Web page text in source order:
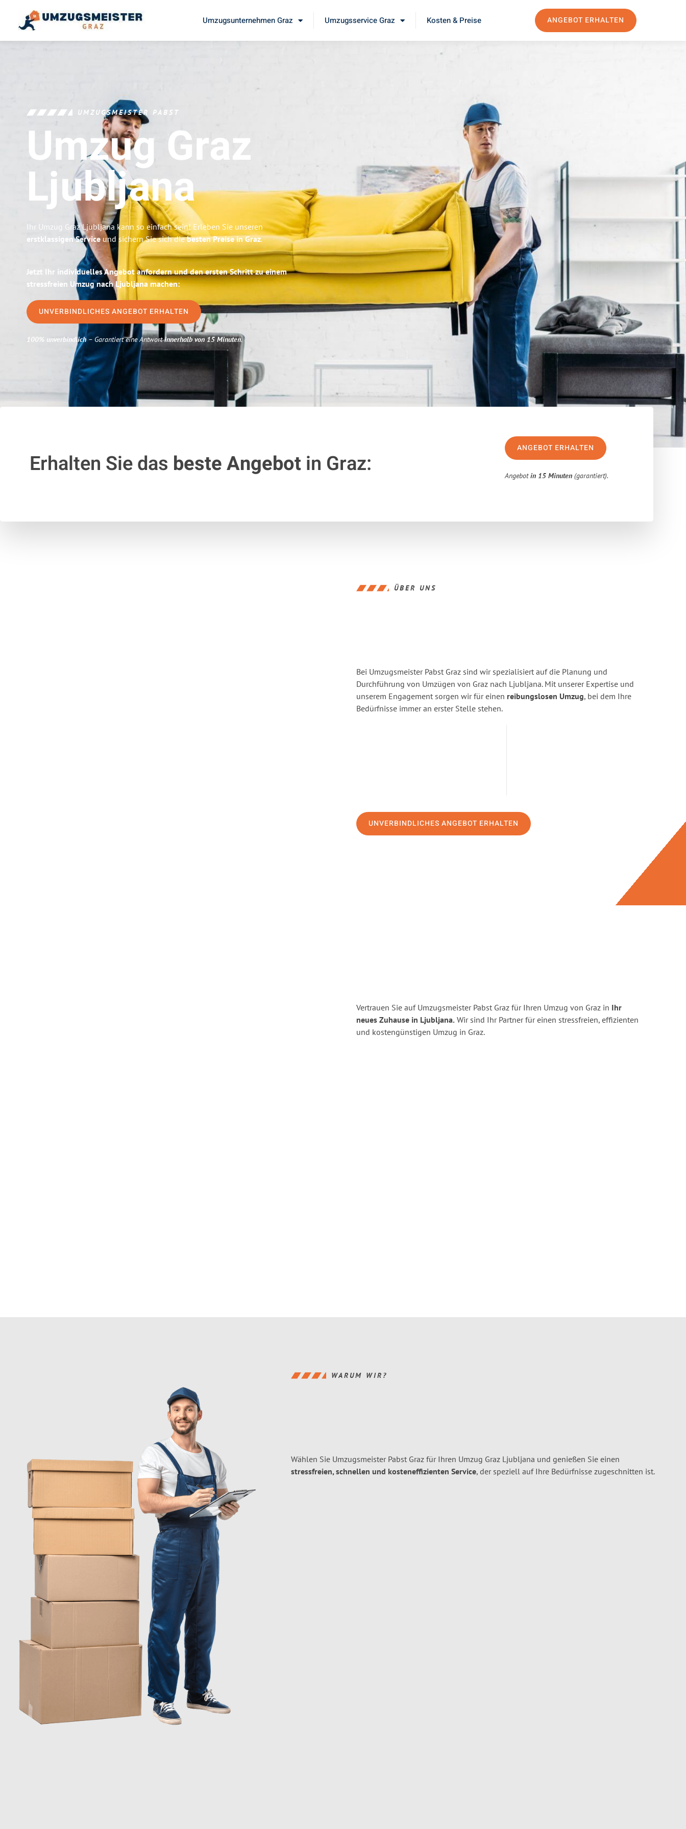
Umzugsunternehmen Graz Umzugsservice Graz Kosten & Preise ANGEBOT ERHALTEN
UMZUGSMEISTER PABST
Umzug Graz
Ljubljana
Ihr Umzug Graz Ljubljana kann so einfach sein! Erleben Sie unseren
erstklassigen Service und sichern Sie sich diebesten Preise in Graz.
Jetzt Ihr individuelles Angebot anfordern und den ersten Schritt zu einem
stressfreien Umzug nach Ljubljana machen:
UNVERBINDLICHES ANGEBOT ERHALTEN
100% unverbindlich– Garantiert eine Antwortinnerhalb von 15 Minuten.
Erhalten Sie das beste Angebotin Graz:
ANGEBOT ERHALTEN
Angebotin 15 Minuten (garantiert).
ÜBER UNS
Bei Umzugsmeister Pabst Graz sind wir spezialisiert auf die Planung und
Durchführung von Umzügen von Graz nach Ljubljana. Mit unserer Expertise und
unserem Engagement sorgen wir für einen reibungslosen Umzug, bei dem Ihre
Bedürfnisse immer an erster Stelle stehen.
UNVERBINDLICHES ANGEBOT ERHALTEN
Vertrauen Sie auf Umzugsmeister Pabst Graz für Ihren Umzug von Graz in Ihr
neues Zuhause in Ljubljana. Wir sind Ihr Partner für einen stressfreien, effizienten
und kostengünstigen Umzug in Graz.
WARUM WIR?
Wählen Sie Umzugsmeister Pabst Graz für Ihren Umzug Graz Ljubljana und genießen Sie einen
stressfreien, schnellen und kosteneffizienten Service, der speziell auf Ihre Bedürfnisse zugeschnitten ist.